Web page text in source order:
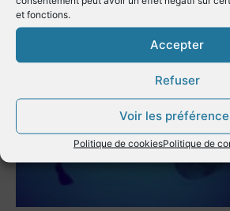
et fonctions.
Accepter
Refuser
Voir les
Politique de cookiesPolitique de